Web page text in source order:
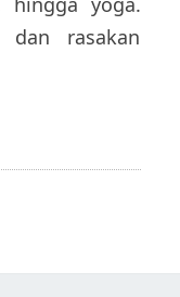
rasakan